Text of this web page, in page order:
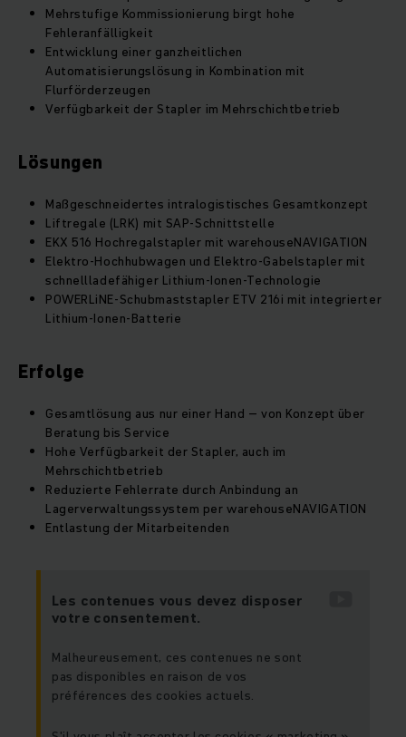
Mehrstufige Kommissionierung birgt hohe
Fehleranfälligkeit
Entwicklung einer ganzheitlichen
Automatisierungslösung in Kombination mit
Flurförderzeugen
Verfügbarkeit der Stapler im Mehrschichtbetrieb
Lösungen
Maßgeschneidertes intralogistisches Gesamtkonzept
Liftregale (LRK) mit SAP-Schnittstelle
EKX 516 Hochregalstapler mit warehouseNAVIGATION
Elektro-Hochhubwagen und Elektro-Gabelstapler mit
schnellladefähiger Lithium-Ionen-Technologie
POWERLiNE-Schubmaststapler ETV 216i mit integrierter
Lithium-Ionen-Batterie
Erfolge
Gesamtlösung aus nur einer Hand – von Konzept über
Beratung bis Service
Hohe Verfügbarkeit der Stapler, auch im
Mehrschichtbetrieb
Reduzierte Fehlerrate durch Anbindung an
Lagerverwaltungssystem per warehouseNAVIGATION
Entlastung der Mitarbeitenden
Les contenues vous devez disposer
votre consentement.
Malheureusement, ces contenues ne sont
pas disponibles en raison de vos
préférences des cookies actuels.